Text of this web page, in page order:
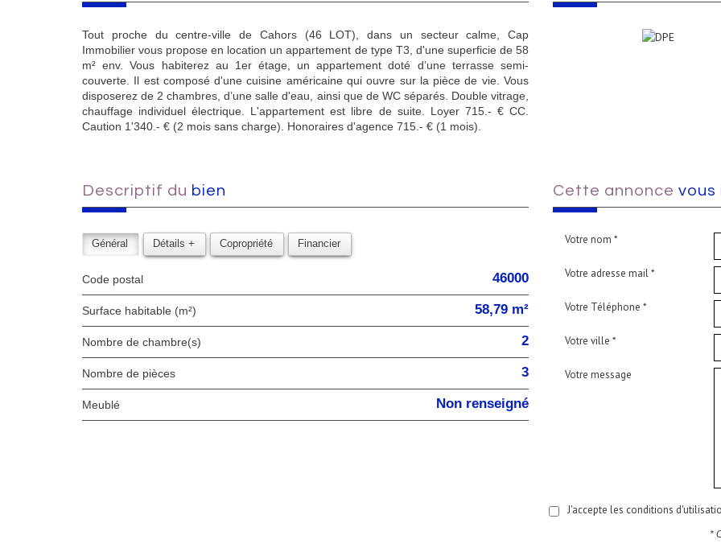
Tout proche du centre-ville de Cahors (46 LOT), dans un secteur calme, Cap
Immobilier vous propose en location un appartement de type T3, d'une superficie de 58
m² env. Vous habiterez au 1er étage, un appartement doté d’une terrasse semi-
couverte. Il est composé d'une cuisine américaine qui ouvre sur la pièce de vie. Vous
disposerez de 2 chambres, d’une salle d'eau, ainsi que de WC séparés. Double vitrage,
chauffage individuel électrique. L'appartement est libre de suite. Loyer 715.- € CC.
Caution 1'340.- € (2 mois sans charge). Honoraires d'agence 715.- € (1 mois).
descriptif du bien
Général Détails + Copropriété Financier
Code postal 46000
Surface habitable (m²) 58,79 m²
Nombre de chambre(s) 2
Nombre de pièces 3
Meublé Non renseigné
cette annonce vous
Votre nom *
Votre adresse mail *
Votre Téléphone *
Votre ville *
Votre message
J'accepte les conditions
*